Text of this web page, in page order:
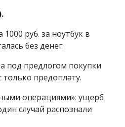
руб. за ноутбук в
без денег.
под предлогом покупки
предоплату.
операциями»: ущерб
случай распознали